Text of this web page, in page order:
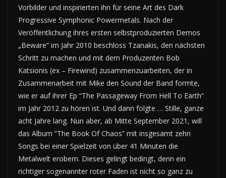
Vorbilder und inspirierten ihn für seine Art des Dark
Progressive Symphonic Powermetals. Nach der
Veröffentlichung ihres ersten selbstproduzierten Demos
„Beware“ im Jahr 2010 beschloss Tzanakis, den nächsten
Schritt zu machen und mit dem Produzenten Bob
Katsionis (ex – Firewind) zusammenzuarbeiten, der in
Zusammenarbeit mit Mike den Sound der Band formte,
wie er auf ihrer Ep “The Passageway From Hell To Earth“
im Jahr 2012 zu hören ist. Und dann folgte … Stille, ganze
acht Jahre lang. Nun aber, ab Mitte September 2021, will
das Album “The Book Of Chaos” mit insgesamt zehn
Songs bei einer Spielzeit von über 41 Minuten die
Metalwelt erobern. Dieses gelingt bedingt, denn ein
richtiger sogenannter roter Faden ist nicht so ganz zu